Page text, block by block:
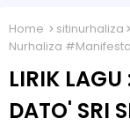
Home sitinurhaliza
Nurhaliza
LIRIK
DATO' SRI